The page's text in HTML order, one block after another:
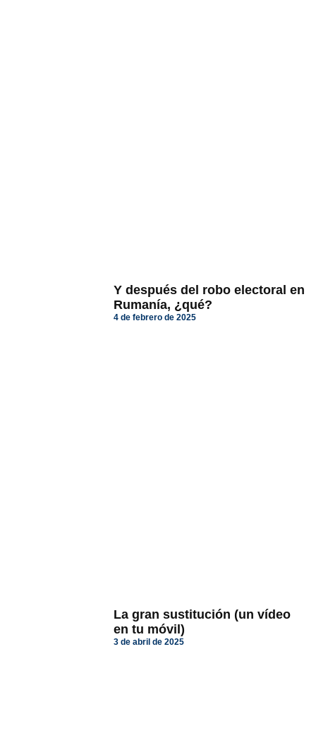
Y después del robo electoral en
Rumanía, ¿qué?
4 de febrero de 2025
La gran sustitución (un vídeo
en tu móvil)
3 de abril de 2025